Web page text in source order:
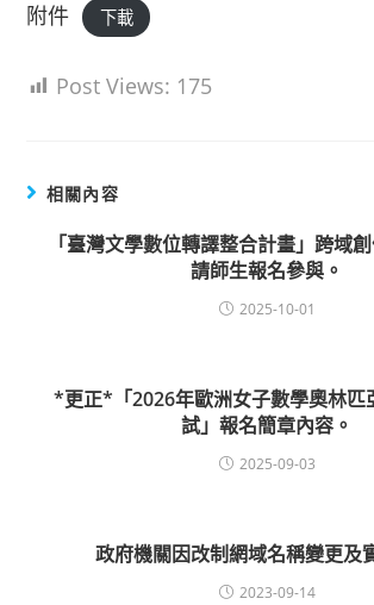
附件 下載
Post Views: 175
相關內容
「臺灣文學數位轉譯整合計畫」跨域
請師生報名參與。
2025-10-01
*更正*「2026年歐洲女子數學奧林匹
試」報名簡章內容。
2025-09-03
政府機關因改制網域名稱變更及
2023-09-14